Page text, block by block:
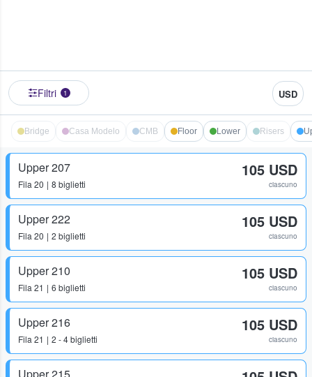
Filtri 1 USD
Bridge Casa Modelo CMB Floor Lower Risers
Upper 207
Fila 20 8 biglietti
105 USD
ciascuno
Upper 222
Fila 20 2 biglietti
105 USD
ciascuno
Upper 210
Fila 21 6 biglietti
105 USD
ciascuno
Upper 216
Fila 21 2 - 4 biglietti
105 USD
ciascuno